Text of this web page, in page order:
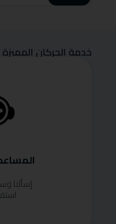
خدمة الحركان المميزة
إسألنا